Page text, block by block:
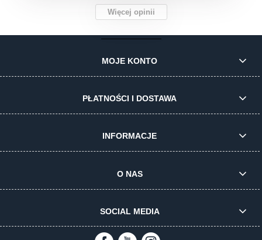
Więcej opinii
MOJE KONTO
PŁATNOŚCI I DOSTAWA
INFORMACJE
O NAS
SOCIAL MEDIA